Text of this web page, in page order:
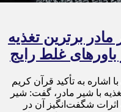
برترین تغذیه
غلط رایج
اشاره به تأکید قرآن کریم
با شیر مادر، گفت: شیر
شگفت‌انگیز آن در